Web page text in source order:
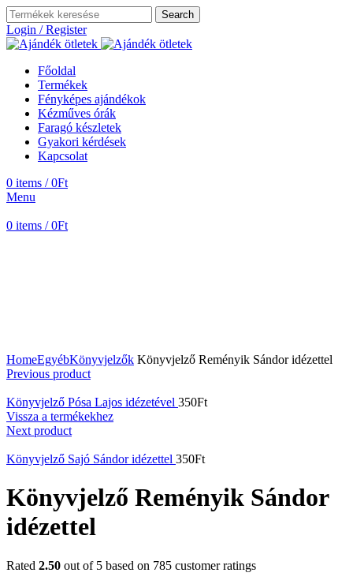
Search
Login / Register
Főoldal
Termékek
Fényképes ajándékok
Kézműves órák
Faragó készletek
Gyakori kérdések
Kapcsolat
0 items / 0Ft
Menu
0 items / 0Ft
HomeEgyébKönyvjelzők Könyvjelző Reményik Sándor idézettel
Previous product
Könyvjelző Pósa Lajos idézetével 350Ft
Vissza a termékekhez
Next product
Könyvjelző Sajó Sándor idézettel 350Ft
Könyvjelző Reményik Sándor
idézettel
Rated 2.50 out of 5 based on 785 customer ratings